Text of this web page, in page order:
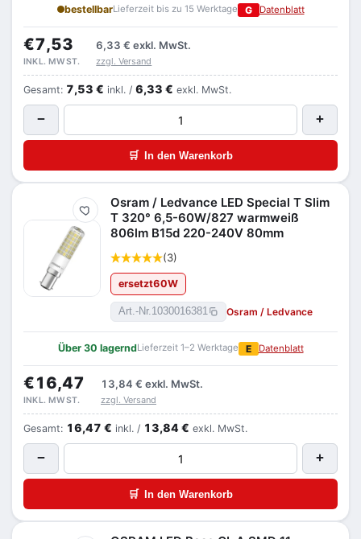
bestellbarLieferzeit bis zu 15 Werktage G Datenblatt
€7,53 6,33 € exkl. MwSt.
INKL. MWST. zzgl. Versand
Gesamt: 7,53 € inkl. / 6,33 € exkl. MwSt.
− +
🛒 In den Warenkorb
Merken
Osram / Ledvance LED Special T Slim
T 320° 6,5-60W/827 warmweiß
806lm B15d 220-240V 80mm
(3)
ersetzt60W
Art.-Nr.1030016381 Osram / Ledvance
Über 30 lagerndLieferzeit 1–2 Werktage E Datenblatt
€16,47 13,84 € exkl. MwSt.
INKL. MWST. zzgl. Versand
Gesamt: 16,47 € inkl. / 13,84 € exkl. MwSt.
− +
🛒 In den Warenkorb